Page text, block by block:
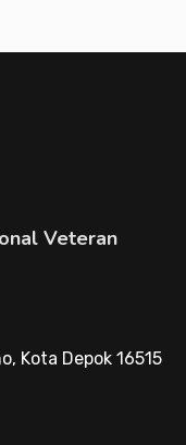
Veteran
Kota Depok 16515